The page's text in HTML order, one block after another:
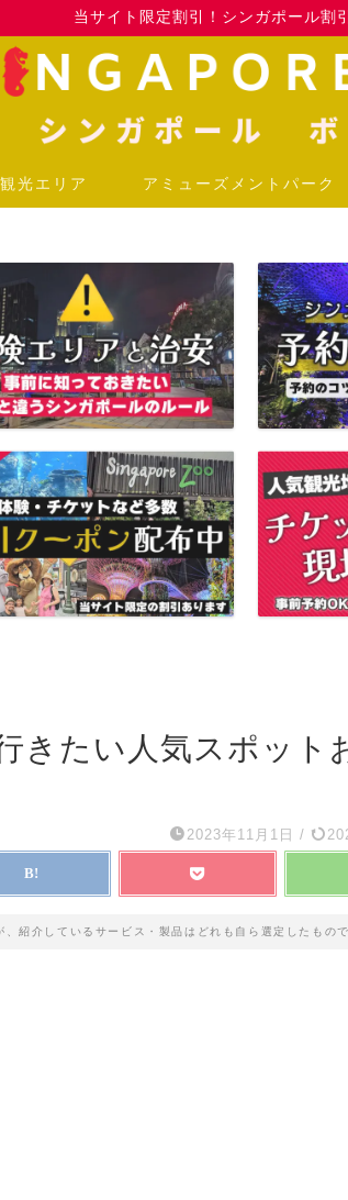
当サイト限定割引！シンガポール割
光エリア アミューズメントパーク
きたい人気スポット
2023年11月1日 /
紹介しているサービス・製品はどれも自ら選定したもので